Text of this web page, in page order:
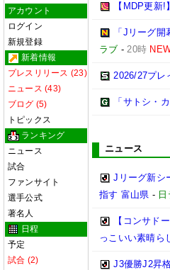
アカウント
ログイン
新規登録
新着情報
プレスリリース (23)
ニュース (43)
ブログ (5)
トピックス
ランキング
ニュース
試合
ファンサイト
選手公式
著名人
日程
予定
試合 (2)
【MDP更新
「Jリーグ
ラブ -20時
2026/27プレ
「サトシ・
ニュース
Jリーグ新シ
指す 富山県 -
【コンサド
っこいい素晴ら
J3優勝J2昇